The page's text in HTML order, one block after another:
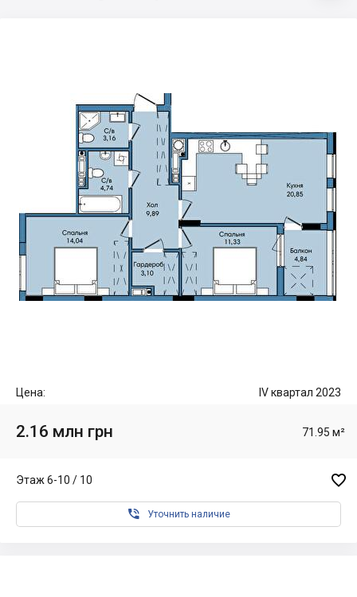
Цена: IV квартал 2023
2.16 млн грн 71.95 м²
Этаж 6-10 / 10 
 Уточнить наличие